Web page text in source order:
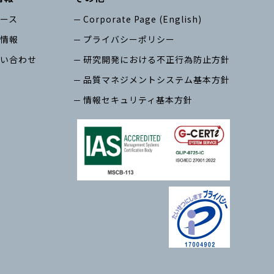
ス
報
合わせ
Corporate Page (English)
プライバシーポリシー
研究開発における不正行為防止方針
品質マネジメントシステム基本方針
情報セキュリティ基本方針